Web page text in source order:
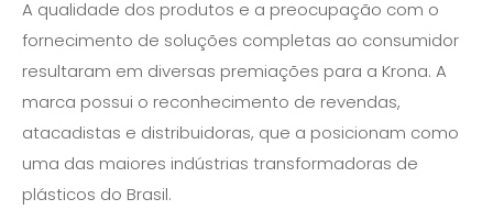
A qualidade dos produtos e a preocupação com o
fornecimento de soluções completas ao consumidor
resultaram em diversas premiações para a ​Krona. A
marca possui o reconhecimento de revendas,
atacadistas e distribuidoras, que a posicionam como
uma das maiores indústrias transformadoras de
plásticos do Brasil.